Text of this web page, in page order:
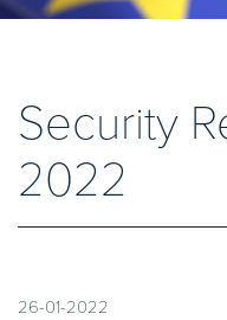
Security
2022
26-01-2022